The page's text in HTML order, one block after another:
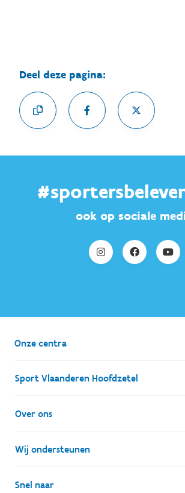
Deel deze pagina:
ook op sociale
Onze centra
Sport Vlaanderen Hoofdzetel
Simon Bolivarlaan 17
1000 Brussel
Ondernemingsnummer: BE 0248.142.826
Over ons
Wie zijn we, wat doen we
Onze centra
Wij ondersteunen
Lokale besturen
Snel naar